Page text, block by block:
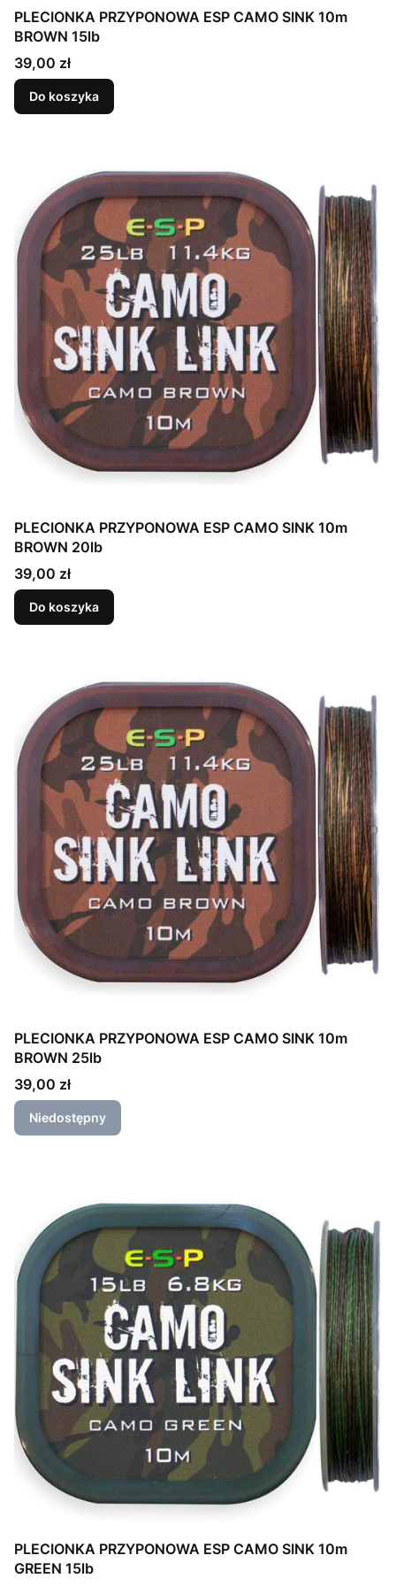
PLECIONKA PRZYPONOWA ESP CAMO SINK 10m
BROWN 15lb
Cena
39,00 zł
Do koszyka
PLECIONKA PRZYPONOWA ESP CAMO SINK 10m
BROWN 20lb
Cena
39,00 zł
Do koszyka
PLECIONKA PRZYPONOWA ESP CAMO SINK 10m
BROWN 25lb
Cena
39,00 zł
Niedostępny
PLECIONKA PRZYPONOWA ESP CAMO SINK 10m
GREEN 15lb